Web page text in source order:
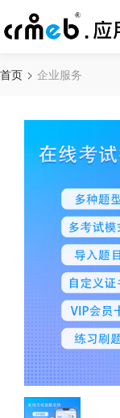
首页 企业服务